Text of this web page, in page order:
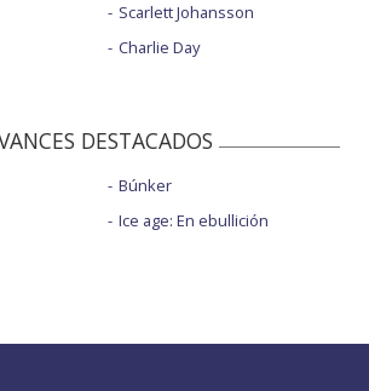
Scarlett Johansson
Charlie Day
DESTACADOS
Búnker
Ice age: En ebullición